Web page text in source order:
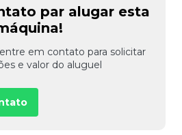
par alugar esta
em contato para solicitar
e valor do aluguel